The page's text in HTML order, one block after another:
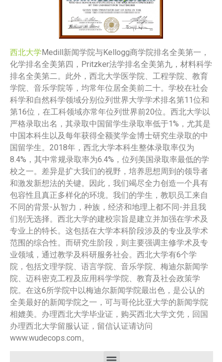
西北大学Medill新闻学院与Kellogg商学院排名全美第一，
化学排名全美第四，Pritzker法学排名全美第九，材料科学
排名全美第二。此外，西北大学医学院、工程学院、教育
学院、音乐学院等，均常年位居全美前二十。学校在社会
科学和自然科学领域分别位列世界大学学术排名第11位和
第16位，在工科领域亦常年位列世界前20位。西北大学以
严格录取出名，其录取中国留学生录取率低于1%，尤其是
中国本科生以及每年获得全额奖学金博士研究生录取的中
国留学生。2018年，西北大学本科生整体录取率仅为
8.4%，其中常规录取率为6.4%，位列美国录取率最低的学
校之一。差异是扩大我们的视野，培养思想周到的领导者
和激发新想法的关键。因此，我们竭尽全力创造一个具有
包容性且真正多样化的环境。我们的学生，教职员工来自
不同的背景-从智力，种族，经济和地理上都不同-并且我
们别无选择。西北大学的建校宗旨是建立并加强在学术及
专业上的特长。这包括在大学本科阶段涉及的专业及学术
范围的综合性。而研究生阶段，则主要强调主修学术及专
业领域，通过教学及科研服务社会。西北大学有6个学
院，包括文理学院、语言学院、音乐学院、梅迪尔新闻学
院、迈科密克工程及应用科学学院、教育及社会政策学
院。在这6所学院中以梅迪尔新闻学院最出色，是公认的
全美最好的新闻学院之一，可与哥伦比亚大学的新闻学院
相媲美。办理西北大学毕业证，购买西北大学文凭，回国
办理西北大学留服认证，留信认证请访问
www.wudecops.com。